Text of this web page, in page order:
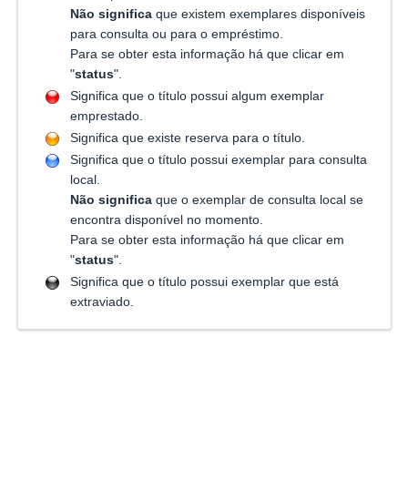
Não significa que existem exemplares disponíveis
para consulta ou para o empréstimo.
Para se obter esta informação há que clicar em
"status".
Significa que o título possui algum exemplar
emprestado.
Significa que existe reserva para o título.
Significa que o título possui exemplar para consulta
local.
Não significa que o exemplar de consulta local se
encontra disponível no momento.
Para se obter esta informação há que clicar em
"status".
Significa que o título possui exemplar que está
extraviado.